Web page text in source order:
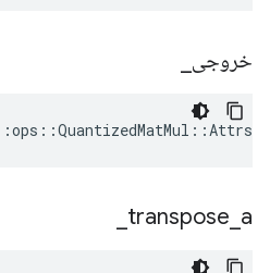
خروجی
transpose a